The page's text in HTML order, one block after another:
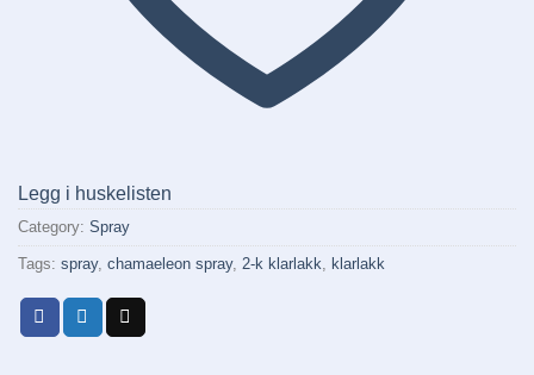
Legg i huskelisten
Category: Spray
Tags: spray, chamaeleon spray, 2-k klarlakk, klarlakk